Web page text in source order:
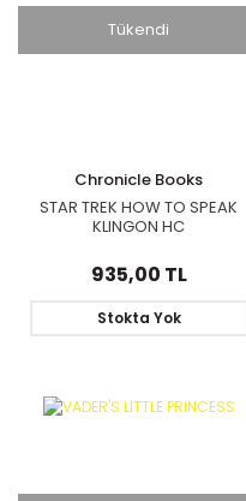
Tükendi
Chronicle Books
STAR TREK HOW TO SPEAK
KLINGON HC
935,00 TL
Stokta Yok